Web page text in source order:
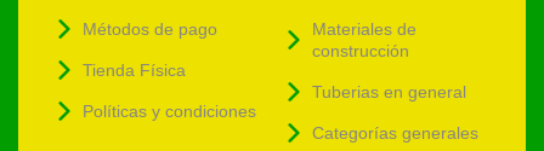
Métodos de pago
Tienda Física
Políticas y condiciones
Materiales de
construcción
Tuberias en general
Categorías generales